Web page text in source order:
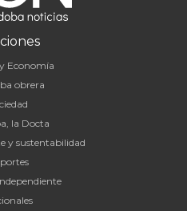
Economía
obrera
la Docta
y sustentabilidad